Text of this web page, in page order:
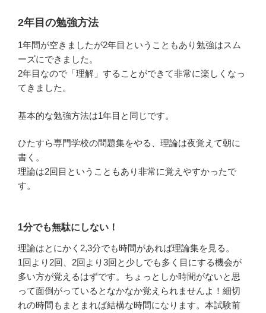
2年目の勉強方法
1年間が空きましたが2年目ということもあり勉強はスム
ーズにできました。
2年目なので「理解」することができて非常に楽しくなっ
てきました。
基本的な勉強方法は1年目と同じです。
ひたすら専門学校の問題集をやる、理論は夜覚えて朝に
書く。
理論は2回目ということもあり非常に覚えやすかったで
す。
1分でも無駄にしない！
理論はとにかく2,3分でも時間があれば理論集を見る。
1回より2回、2回より3回と少しでも多く目にする機会が
多い方が覚えるはずです。ちょっとしか時間がないと思
って面倒がっているとなかなか覚えられませんよ！細切
れの時間もまとまれば結構な時間になります。本試験前